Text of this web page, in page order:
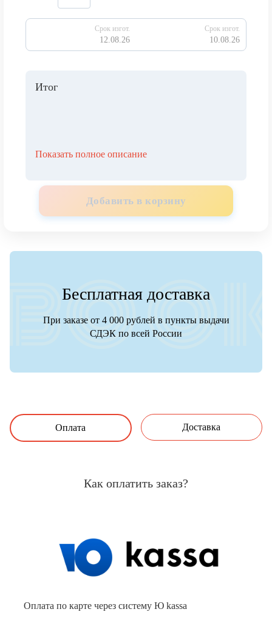
Срок изгот.
12.08.26
Срок изгот.
10.08.26
Итог
Показать полное описание
Добавить в корзину
Бесплатная доставка
При заказе от 4 000 рублей в пункты выдачи
СДЭК по всей России
Оплата Доставка
Как оплатить заказ?
Оплата по карте через систему Ю kassa